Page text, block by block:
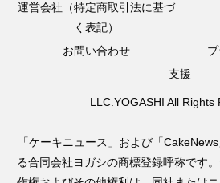
運営会社（特定商取引法に基づ
く表記）
お問い合わせ
支援
LLC.YOGASHI All Rights
「ケーキニュース」および「
る合同会社ヨガシの商標登録呼称です